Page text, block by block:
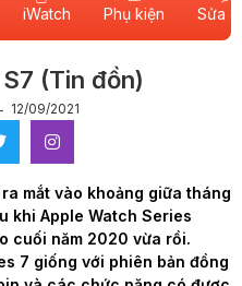
iWatch Phụ kiện Sửa
(Tin đồn)
12/09/2021
mắt vào khoảng giữa tháng
khi Apple Watch Series
cuối năm 2020 vừa rồi.
7 giống với phiên bản đồng